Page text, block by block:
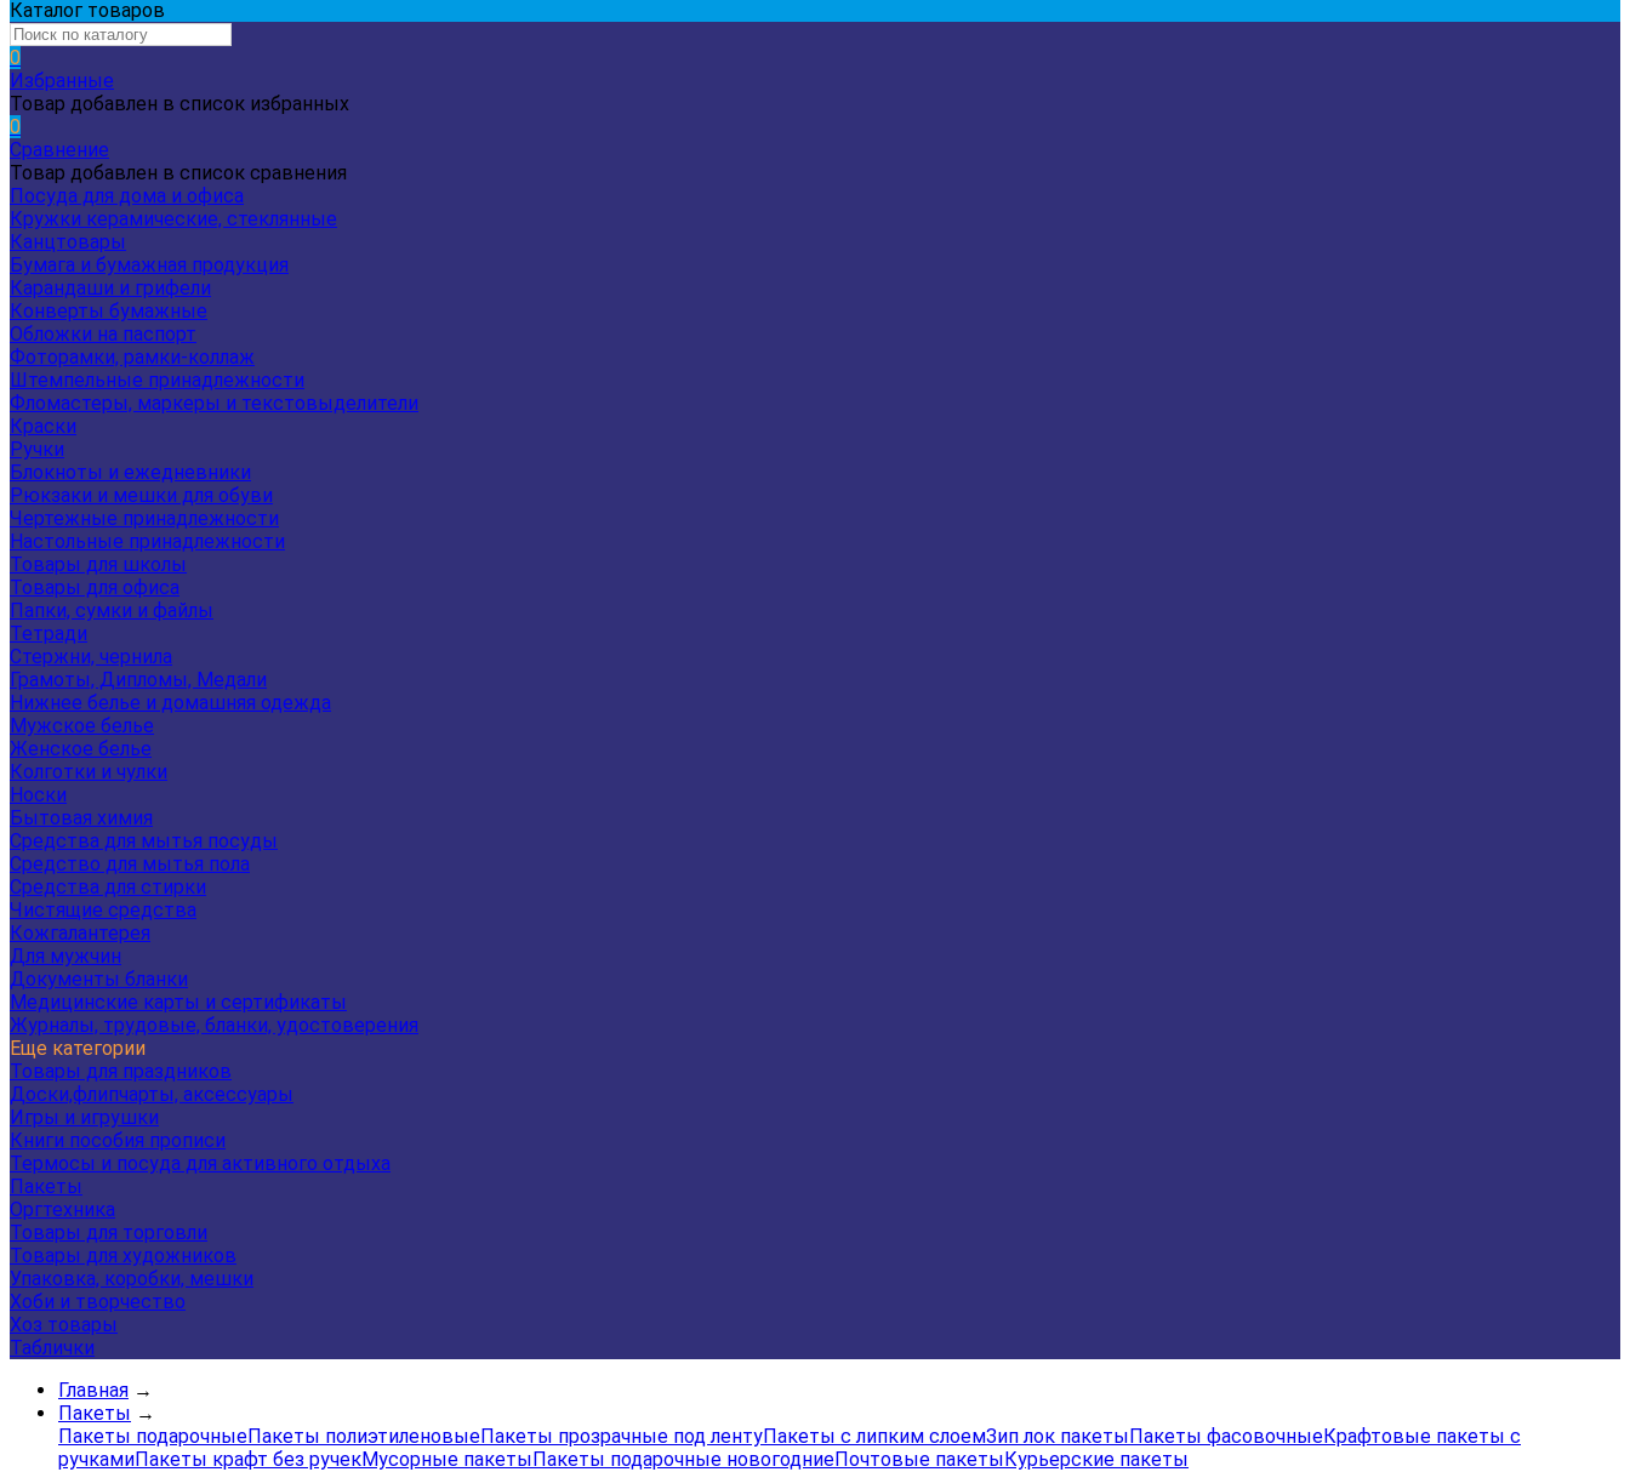
Каталог товаров
0
Избранные
Товар добавлен в список избранных
0
Сравнение
Товар добавлен в список сравнения
Посуда для дома и офиса
Кружки керамические, стеклянные
Канцтовары
Бумага и бумажная продукция
Карандаши и грифели
Конверты бумажные
Обложки на паспорт
Фоторамки, рамки-коллаж
Штемпельные принадлежности
Фломастеры, маркеры и текстовыделители
Краски
Ручки
Блокноты и ежедневники
Рюкзаки и мешки для обуви
Чертежные принадлежности
Настольные принадлежности
Товары для школы
Товары для офиса
Папки, сумки и файлы
Тетради
Стержни, чернила
Грамоты, Дипломы, Медали
Нижнее белье и домашняя одежда
Мужское белье
Женское белье
Колготки и чулки
Носки
Бытовая химия
Средства для мытья посуды
Средство для мытья пола
Средства для стирки
Чистящие средства
Кожгалантерея
Для мужчин
Документы бланки
Медицинские карты и сертификаты
Журналы, трудовые, бланки, удостоверения
Еще категории
Товары для праздников
Доски,флипчарты, аксессуары
Игры и игрушки
Книги пособия прописи
Термосы и посуда для активного отдыха
Пакеты
Оргтехника
Товары для торговли
Товары для художников
Упаковка, коробки, мешки
Хоби и творчество
Хоз товары
Таблички
Главная →
Пакеты →
Пакеты подарочныеПакеты полиэтиленовыеПакеты прозрачные под лентуПакеты с липким слоемЗип лок пакетыПакеты фасовочныеКрафтовые пакеты с
ручкамиПакеты крафт без ручекМусорные пакетыПакеты подарочные новогодниеПочтовые пакетыКурьерские пакеты